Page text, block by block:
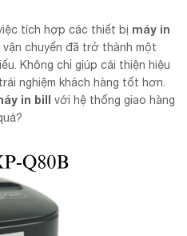
tích hợp các thiết bị máy in
chuyển đã trở thành một
Không chỉ giúp cải thiện hiệu
nghiệm khách hàng tốt hơn.
in bill với hệ thống giao hàng